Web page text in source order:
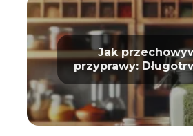
Jak
przyprawy:
aromat